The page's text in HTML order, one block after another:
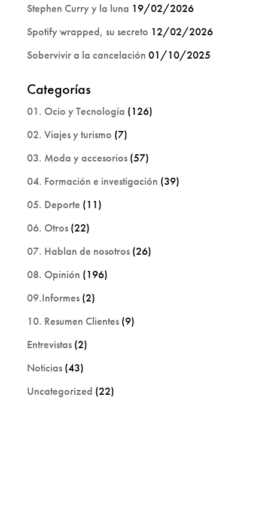
Stephen Curry y la luna 19/02/2026
Spotify wrapped, su secreto 12/02/2026
Sobervivir a la cancelación 01/10/2025
Categorías
01. Ocio y Tecnología (126)
02. Viajes y turismo (7)
03. Moda y accesorios(57)
04. Formación e investigación (39)
05. Deporte (11)
06. Otros(22)
07. Hablan de nosotros(26)
08. Opinión (196)
09.Informes(2)
10. Resumen Clientes(9)
Entrevistas(2)
Noticias(43)
Uncategorized (22)